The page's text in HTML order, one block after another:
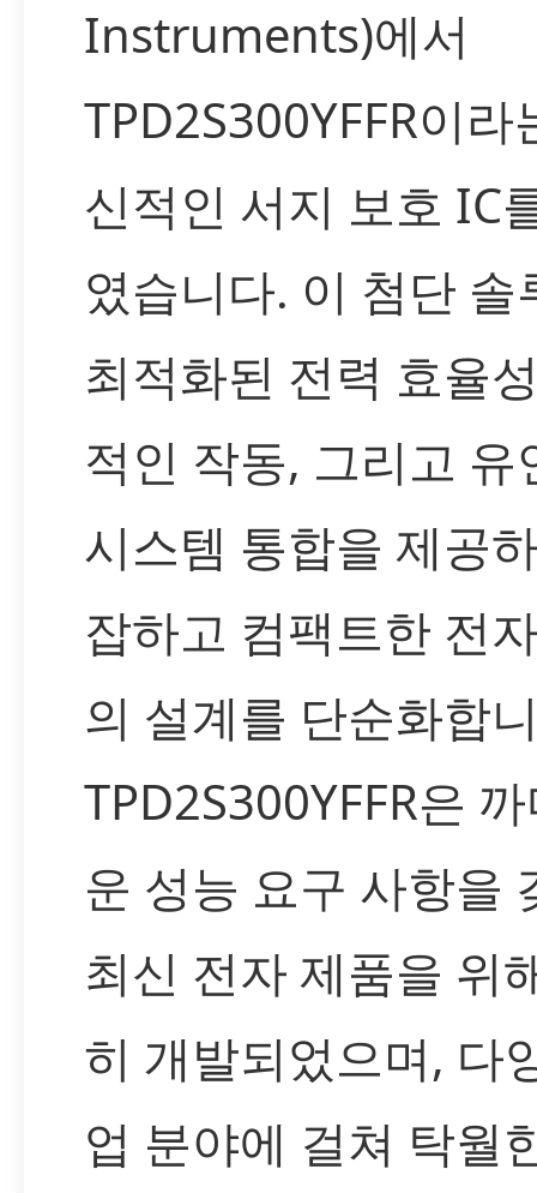
Instruments)에서
TPD2S300YFFR이라
신적인 서지 보호 IC
였습니다. 이 첨단 솔
최적화된 전력 효율
적인 작동, 그리고 유
시스템 통합을 제공
잡하고 컴팩트한 전
의 설계를 단순화합
TPD2S300YFFR은
운 성능 요구 사항을
최신 전자 제품을 위
히 개발되었으며, 다
업 분야에 걸쳐 탁월